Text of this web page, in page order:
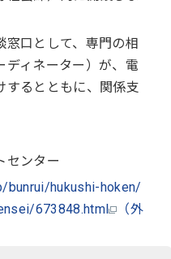
口として、専門の相
ディネーター）が、電
するとともに、関係支
センター
bunrui/hukushi-hoken/
673848.html
（外